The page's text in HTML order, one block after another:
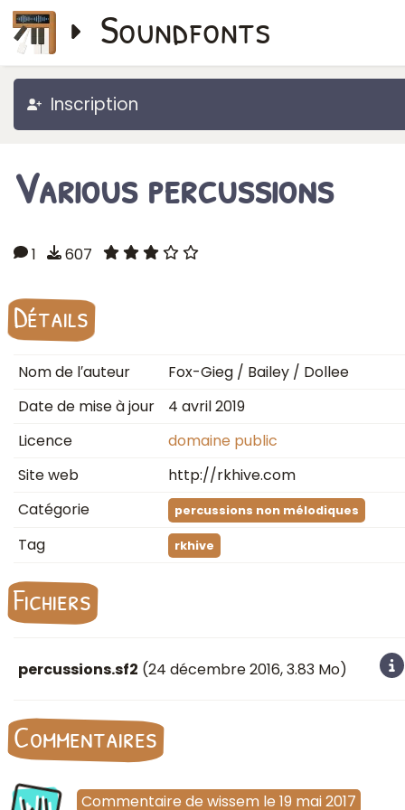
Soundfonts
Inscription
Various percussions
1 607
Détails
Nom de l′auteur
Fox-Gieg / Bailey / Dollee
Date de mise à jour
4 avril 2019
Licence
domaine public
Site web
http://rkhive.com
Catégorie
percussions non mélodiques
Tag rkhive
Fichiers
percussions.sf2 (24 décembre 2016, 3.83 Mo)
Commentaires
Commentaire de wissem le 19 mai 2017